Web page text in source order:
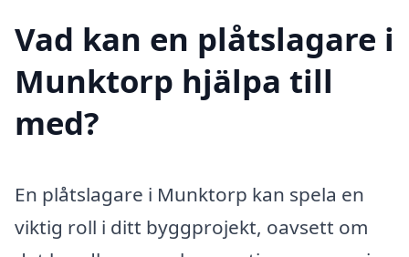
Vad kan en plåtslagare i
Munktorp hjälpa till
med?
En plåtslagare i Munktorp kan spela en
viktig roll i ditt byggprojekt, oavsett om